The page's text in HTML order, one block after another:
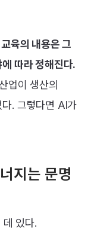
교육의 내용은 그
따라 정해진다.
업이 생산의
. 그렇다면 AI가
지는 문명
데 있다.